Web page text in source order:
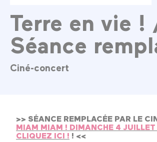
Terre en vie
Séance
Ciné-concert
>> SÉANCE REMPLACÉE PAR LE
MIAM MIAM ! DIMANCHE 4
CLIQUEZ ICI ! ! <<